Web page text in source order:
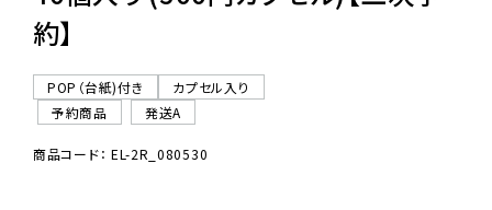
約】
POP（台紙)付き
カプセル入り
予約商品
発送A
商品コード： EL-2R_080530